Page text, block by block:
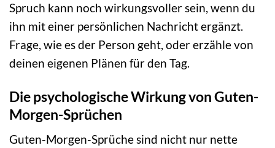
Spruch kann noch wirkungsvoller sein, wenn du
ihn mit einer persönlichen Nachricht ergänzt.
Frage, wie es der Person geht, oder erzähle von
deinen eigenen Plänen für den Tag.
Die psychologische Wirkung von Guten-
Morgen-Sprüchen
Guten-Morgen-Sprüche sind nicht nur nette